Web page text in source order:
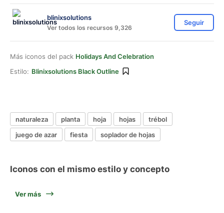
blinixsolutions
Ver todos los recursos 9,326
Seguir
Más iconos del pack Holidays And Celebration
Estilo: Blinixsolutions Black Outline
naturaleza planta hoja hojas
trébol
juego de azar
fiesta soplador de hojas
Iconos con el mismo estilo y concepto
Ver más